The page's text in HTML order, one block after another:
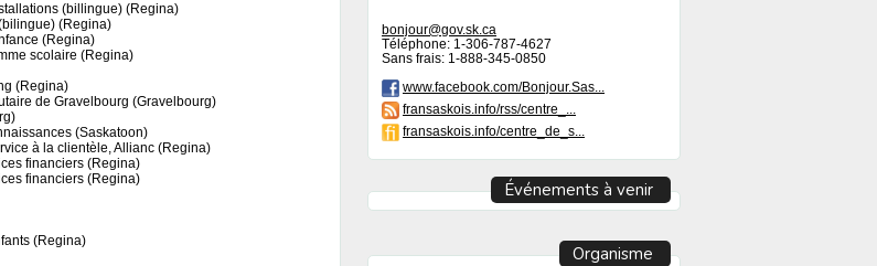
(billingue) (Regina)
(Regina)
(Regina)
scolaire (Regina)
(Regina)
de Gravelbourg (Gravelbourg)
(Saskatoon)
à la clientèle, Allianc (Regina)
financiers (Regina)
financiers (Regina)
(Regina)
bonjour@gov.sk.ca
Téléphone: 1-306-787-4627
Sans frais: 1-888-345-0850
www.facebook.com/Bonjour.Sas...
fransaskois.info/rss/centre_...
fransaskois.info/centre_de_s...
Événements à venir
Organisme